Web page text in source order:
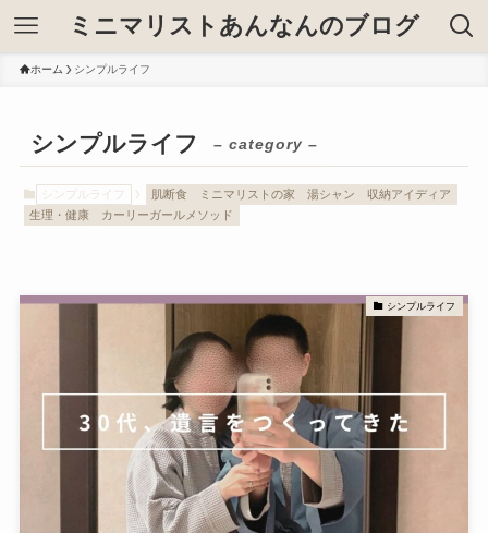
ミニマリストあんなんのブログ
ホーム シンプルライフ
シンプルライフ – category –
シンプルライフ 肌断食 ミニマリストの家 湯シャン
収納アイディア
生理・健康
カーリーガールメソッド
シンプルライフ